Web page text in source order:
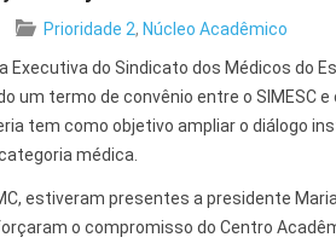
Prioridade 2, Núcleo Acadêmico
Executiva do Sindicato dos Médicos do
um termo de convênio entre o SIMESC e
tem como objetivo ampliar o diálogo
médica.
estiveram presentes a presidente
o compromisso do Centro